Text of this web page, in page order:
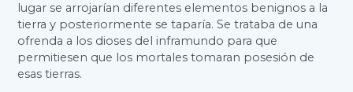
lugar se arrojarían diferentes elementos benignos a la
tierra y posteriormente se taparía. Se trataba de una
ofrenda a los dioses del inframundo para que
permitiesen que los mortales tomaran posesión de
esas tierras.